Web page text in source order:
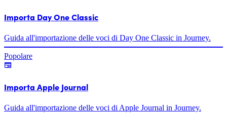
Importa Day One Classic
Guida all'importazione delle voci di Day One Classic in Journey.
Popolare
Importa Apple Journal
Guida all'importazione delle voci di Apple Journal in Journey.